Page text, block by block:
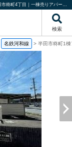
半田市柊町1棟アパート！融資相談受付中！中国語＆EngOK！ 愛知県半田市柊町4丁目｜一棟売りアパート｜投資物件や収益物件｜株式会社リタ不動産
検索
名鉄河和線 > 半田市柊町1